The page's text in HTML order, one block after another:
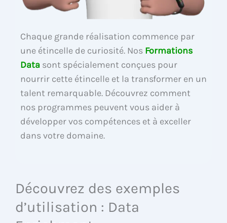
Chaque grande réalisation commence par
une étincelle de curiosité. Nos Formations
Data sont spécialement conçues pour
nourrir cette étincelle et la transformer en un
talent remarquable. Découvrez comment
nos programmes peuvent vous aider à
développer vos compétences et à exceller
dans votre domaine.
Découvrez des exemples
d’utilisation : Data